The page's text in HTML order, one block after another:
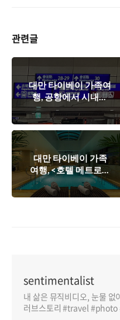
관련글
대만 타이베이 가족여
행, 공항에서 시내로
들어가는 가장 좋은
방법은?
대만 타이베이 가족
여행, <호텔 메트로폴
리탄 프리미어 타이베
이> 사우나와 수영장,
sentimentalist
내 삶은 뮤직비디오, 눈물 없
러브스토리 #travel